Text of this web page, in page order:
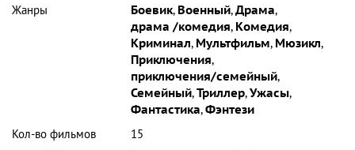
Жанры
Боевик, Военный,Драма,
драма /комедия, Комедия,
Криминал, Мультфильм, Мюзикл,
Приключения,
приключения/семейный,
Семейный,Триллер,Ужасы,
Фантастика,Фэнтези
Кол-во фильмов
15